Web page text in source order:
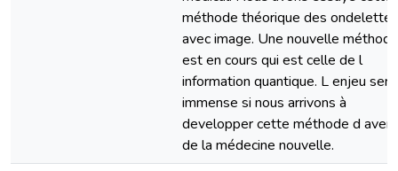
méthode théorique des ondelettes
avec image. Une nouvelle méthode
est en cours qui est celle de l
information quantique. L enjeu sera
immense si nous arrivons à
developper cette méthode d
de la médecine nouvelle.